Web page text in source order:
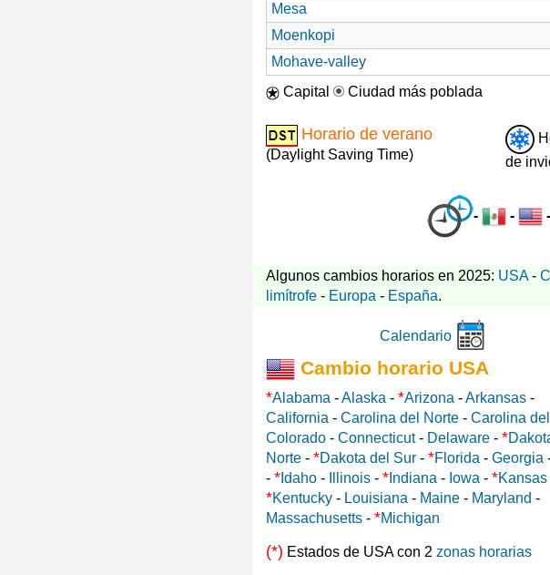
Mesa
Moenkopi
Mohave-valley
Capital
Ciudad más poblada
Horario de verano
(Daylight Saving Time)
de
- - -
Algunos cambios horarios en 2025: USA-
limítrofe - Europa - España.
Calendario
Cambio horario USA
*Alabama -Alaska - *Arizona -Arkansas -
California - Carolina del Norte - Carolina
Colorado - Connecticut- Delaware - *
Norte - *Dakota del Sur - *Florida - Georgia
- * Idaho - Illinois - * Indiana - Iowa - *Kansas
*Kentucky - Louisiana - Maine - Maryland -
Massachusetts - *Michigan
(*) Estados de USA con 2 zonas horarias